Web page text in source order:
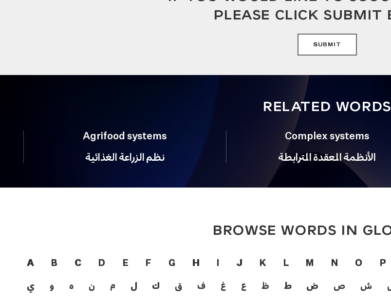
PLEASE CLICK SUBMIT
SUBMIT
RELATED WORDS
Agrifood systems
نظم الزراعة الغذائية
Complex systems
الأنظمة المعقدة المترابطة
BROWSE WORDS IN
A B C D E F G H J K L M N O P
ش ص ض ط ظ ع غ ف ق ك ل م ن ه و ي